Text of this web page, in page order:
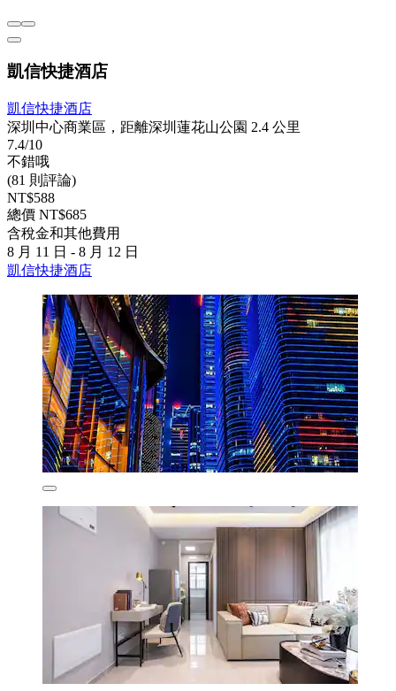
凱信快捷酒店
凱信快捷酒店
深圳中心商業區，距離深圳蓮花山公園 2.4 公里
7.4/10
不錯哦
(81 則評論)
NT$588
總價 NT$685
含稅金和其他費用
8 月 11 日 - 8 月 12 日
凱信快捷酒店